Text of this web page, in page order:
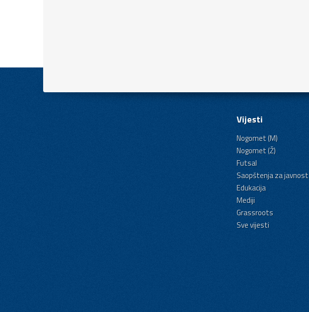
Vijesti
Nogomet (M)
Nogomet (Ž)
Futsal
Saopštenja za javnost
Edukacija
Mediji
Grassroots
Sve vijesti